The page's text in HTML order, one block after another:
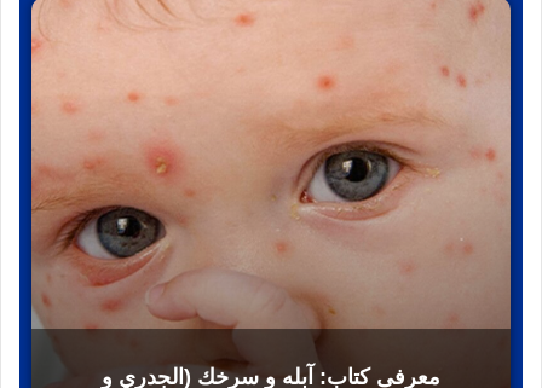
معرفی کتاب: آبله و سرخك (الجدري و